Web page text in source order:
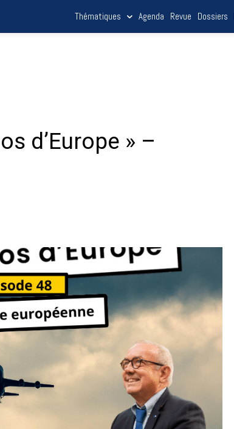
Thématiques Agenda Revue Dossiers
d’Europe » –